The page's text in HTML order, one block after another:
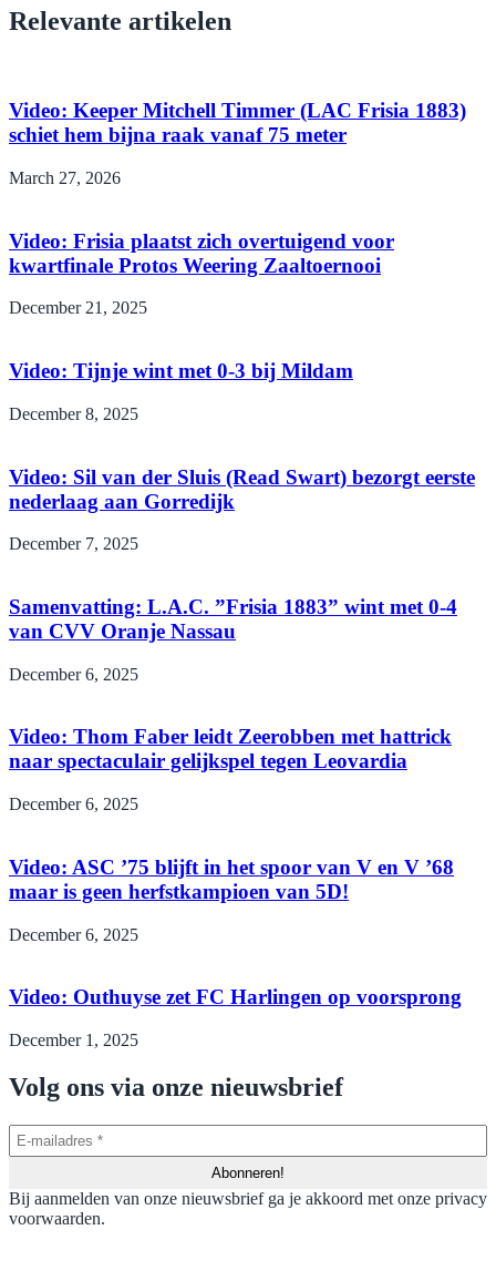
Relevante artikelen
Video: Keeper Mitchell Timmer (LAC Frisia 1883)
schiet hem bijna raak vanaf 75 meter
March 27, 2026
Video: Frisia plaatst zich overtuigend voor
kwartfinale Protos Weering Zaaltoernooi
December 21, 2025
Video: Tijnje wint met 0-3 bij Mildam
December 8, 2025
Video: Sil van der Sluis (Read Swart) bezorgt eerste
nederlaag aan Gorredijk
December 7, 2025
Samenvatting: L.A.C. ”Frisia 1883” wint met 0-4
van CVV Oranje Nassau
December 6, 2025
Video: Thom Faber leidt Zeerobben met hattrick
naar spectaculair gelijkspel tegen Leovardia
December 6, 2025
Video: ASC ’75 blijft in het spoor van V en V ’68
maar is geen herfstkampioen van 5D!
December 6, 2025
Video: Outhuyse zet FC Harlingen op voorsprong
December 1, 2025
Volg ons via onze nieuwsbrief
Bij aanmelden van onze nieuwsbrief ga je akkoord met onze privacy
voorwaarden.